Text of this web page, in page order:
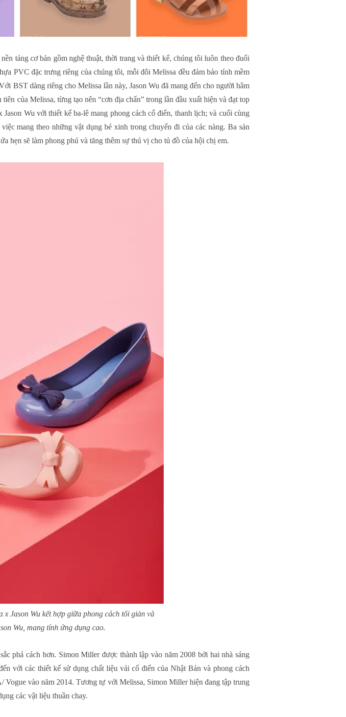
tảng cơ bản gồm nghệ thuật, thời trang và thiết kế, chúng tôi luôn theo đuổi
PVC đặc trưng riêng của chúng tôi, mỗi đôi Melissa đều đảm bảo tính mềm
BST dàng riêng cho Melissa lần này, Jason Wu đã mang đến cho người hâm
của Melissa, từng tạo nên “cơn địa chấn” trong lần đầu xuất hiện và đạt top
Wu với thiết kế ba-lê mang phong cách cổ điển, thanh lịch; và cuối cùng
mang theo những vật dụng bé xinh trong chuyến đi của các nàng. Ba sản
hẹn sẽ làm phong phú và tăng thêm sự thú vị cho tủ đồ của hội chị em.
x Jason Wu kết hợp giữa phong cách tối giản và
Wu, mang tính ứng dụng cao.
phá cách hơn. Simon Miller được thành lập vào năm 2008 bởi hai nhà sáng
với các thiết kế sử dụng chất liệu vải cổ điển của Nhật Bản và phong cách
vào năm 2014. Tương tự với Melissa, Simon Miller hiện đang tập trung
các vật liệu thuần chay.